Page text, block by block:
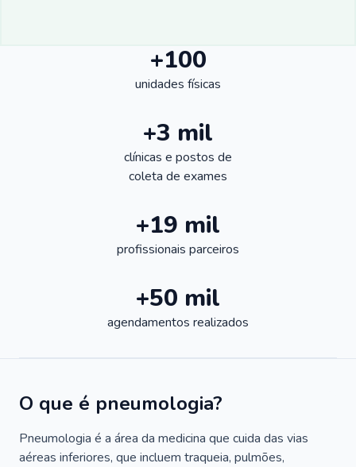
+100
unidades físicas
+3 mil
clínicas e postos de
coleta de exames
+19 mil
profissionais parceiros
+50 mil
agendamentos realizados
O que é pneumologia?
Pneumologia é a área da medicina que cuida das vias
aéreas inferiores, que incluem traqueia, pulmões,